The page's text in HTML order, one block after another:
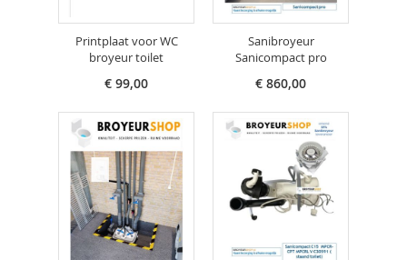
Printplaat voor WC
broyeur toilet
€ 99,00
Sanibroyeur
Sanicompact pro
€ 860,00